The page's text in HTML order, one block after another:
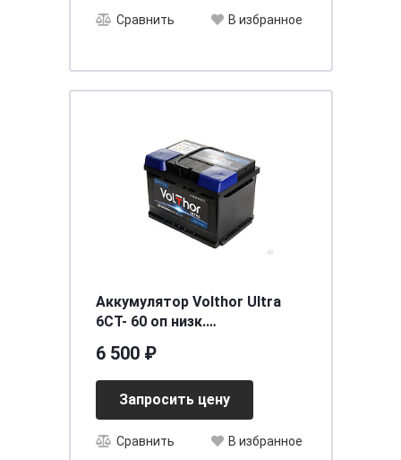
Сравнить В избранное
Аккумулятор Volthor Ultra
6СТ- 60 оп низк.
6 500 ₽
Запросить цену
Сравнить В избранное